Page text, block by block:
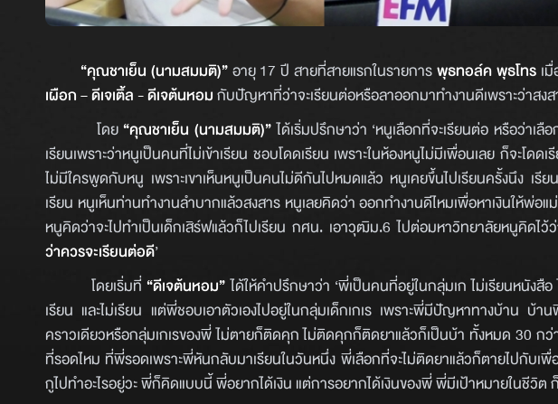
“คุณชาเย็น (นามสมมติ)”อายุ 17 ปี สายที่สายแรกในรายการพุธทอล์ค พุธโทรเมื่
เผือก – ดีเจเติ้ล - ดีเจต้นหอมกับปัญหาที่ว่าจะเรียนต่อหรือลาออกมาทำงานดีเพราะว่าสง
โดย“คุณชาเย็น (นามสมมติ)”ได้เริ่มปรึกษาว่า ‘หนูเลือกที่จะเรียนต่อ หรือว่าเ
เรียนเพราะว่าหนูเป็นคนที่ไม่เข้าเรียน ชอบโดดเรียน เพราะในห้องหนูไม่มีเพื่อนเลย ก็จะโด
ไม่มีใครพูดกับหนู เพราะเขาเห็นหนูเป็นคนไม่ดีกันไปหมดแล้ว หนูเคยขึ้นไปเรียนครั้งนึง เ
เรียน หนูเห็นท่านทำงานลำบากแล้วสงสาร หนูเลยคิดว่า ออกทำงานดีไหมเพื่อหาเงินให้พ่อ
หนูคิดว่าจะไปทำเป็นเด็กเสิร์ฟแล้วก็ไปเรียน กศน. เอาวุฒิม.6 ไปต่อมหาวิทยาลัยหนูคิดไว้
ว่าควรจะเรียนต่อดี’
โดยเริ่มที่“ดีเจต้นหอม”ได้ให้คำปรึกษาว่า ‘พี่เป็นคนที่อยู่ในกลุ่มเก ไม่เรียนหนัง
เรียน และไม่เรียน แต่พี่ชอบเอาตัวเองไปอยู่ในกลุ่มเด็กเกเร เพราะพี่มีปัญหาทางบ้าน บ้
คราวเดียวหรือกลุ่มเกเรของพี่ ไม่ตายก็ติดคุก ไม่ติดคุกก็ติดยาแล้วก็เป็นบ้า ทั้งหมด 30 ก
ที่รอดไหม ที่พี่รอดเพราะพี่หันกลับมาเรียนในวันหนึ่ง พี่เลือกที่จะไม่ติดยาแล้วก็ตายไปกับ
กูไปทำอะไรอยู่วะ พี่ก็คิดแบบนี้ พี่อยากได้เงิน แต่การอยากได้เงินของพี่ พี่มีเป้าหมายในชีวิต